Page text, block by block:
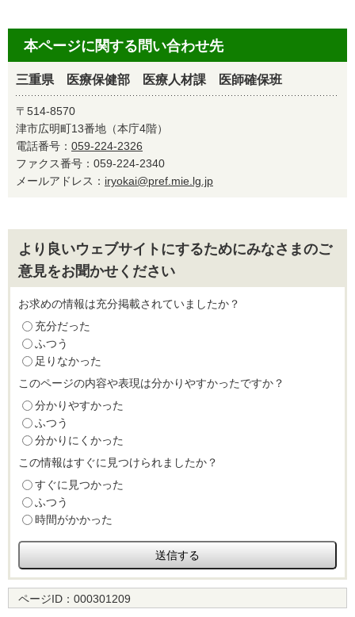
本ページに関する問い合わせ先
三重県 医療保健部 医療人材課 医師確保班
〒514-8570
津市広明町13番地（本庁4階）
電話番号： 059-224-2326
ファクス番号：059-224-2340
メールアドレス： iryokai@pref.mie.lg.jp
より良いウェブサイトにするためにみなさまのご
意見をお聞かせください
お求めの情報は充分掲載されていましたか？
充分だった
ふつう
足りなかった
このページの内容や表現は分かりやすかったですか？
分かりやすかった
ふつう
分かりにくかった
この情報はすぐに見つけられましたか？
すぐに見つかった
ふつう
時間がかかった
ページID： 000301209